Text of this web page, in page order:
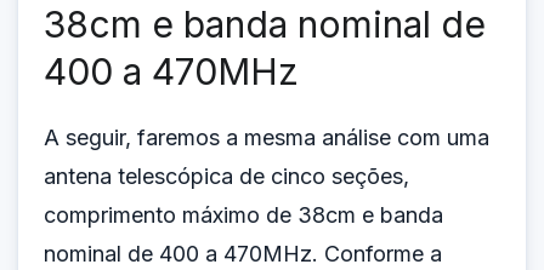
38cm e banda nominal de
400 a 470MHz
A seguir, faremos a mesma análise com uma
antena telescópica de cinco seções,
comprimento máximo de 38cm e banda
nominal de 400 a 470MHz. Conforme a